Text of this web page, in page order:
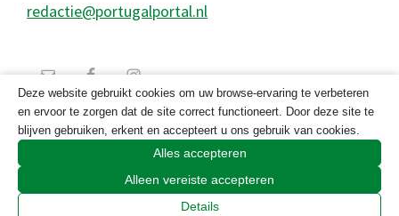
redactie@portugalportal.nl
© 2026 Copyright Portugal Portal 2023
Deze website gebruikt cookies om uw browse-ervaring te verbeteren
en ervoor te zorgen dat de site correct functioneert. Door deze site te
blijven gebruiken, erkent en accepteert u ons gebruik van cookies.
Alles accepteren
Alleen vereiste accepteren
Details